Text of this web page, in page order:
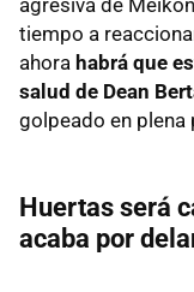
tiempo a
ahora habrá que
salud de Dean
golpeado en plena
Huertas será
acaba por